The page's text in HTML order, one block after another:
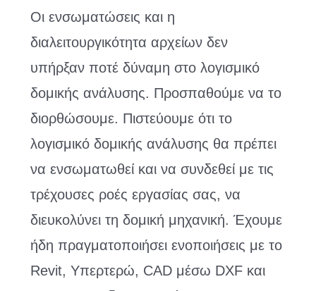
Οι ενσωματώσεις και η
διαλειτουργικότητα αρχείων δεν
υπήρξαν ποτέ δύναμη στο λογισμικό
δομικής ανάλυσης. Προσπαθούμε να το
διορθώσουμε. Πιστεύουμε ότι το
λογισμικό δομικής ανάλυσης θα πρέπει
να ενσωματωθεί και να συνδεθεί με τις
τρέχουσες ροές εργασίας σας, να
διευκολύνει τη δομική μηχανική. Έχουμε
ήδη πραγματοποιήσει ενοποιήσεις με το
Revit, Υπερτερώ, CAD μέσω DXF και